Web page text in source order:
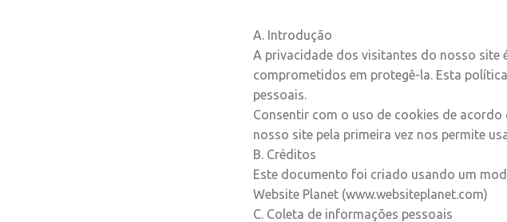
A. Introdução
A privacidade dos visitantes do nosso site
comprometidos em protegê-la. Esta
pessoais.
Consentir com o uso de cookies de
nosso site pela primeira vez nos permite
B. Créditos
Este documento foi criado usando um
Website Planet (www.websiteplanet.com)
C. Coleta de informações pessoais